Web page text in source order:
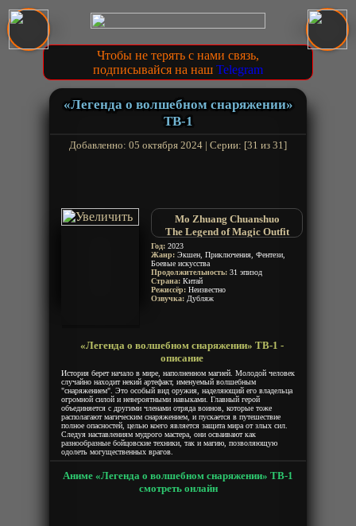
Чтобы не терять с нами связь,
подписывайся на наш Telegram
«Легенда о волшебном снаряжении»
ТВ-1
Добавленно: 05 октября 2024 | Серии: [31 из 31]
Mo Zhuang Chuanshuo
The Legend of Magic Outfit
Год: 2023
Жанр: Экшен, Приключения, Фентези,
Боевые искусства
Продолжительность: 31 эпизод
Страна: Китай
Режиссёр: Неизвестно
Озвучка: Дубляж
«Легенда о волшебном снаряжении» ТВ-1 -
описание
История берет начало в мире, наполненном магией. Молодой человек
случайно находит некий артефакт, именуемый волшебным
"снаряжением". Это особый вид оружия, наделяющий его владельца
огромной силой и невероятными навыками. Главный герой
объединяется с другими членами отряда воинов, которые тоже
располагают магическим снаряжением, и пускается в путешествие
полное опасностей, целью коего является защита мира от злых сил.
Следуя наставлениям мудрого мастера, они осваивают как
разнообразные бойцовские техники, так и магию, позволяющую
одолеть могущественных врагов.
Аниме «Легенда о волшебном снаряжении» ТВ-1
смотреть онлайн